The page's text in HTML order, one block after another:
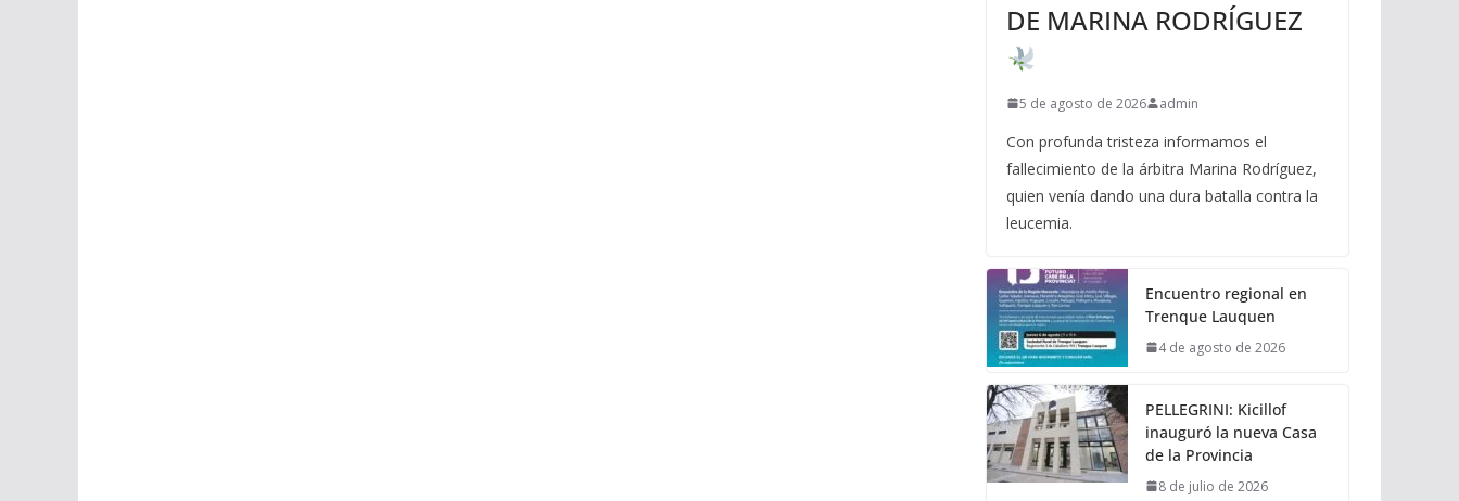
DE MARINA RODRÍGUEZ
5 de agosto de 2026 admin
Con profunda tristeza informamos el
fallecimiento de la árbitra Marina Rodríguez,
quien venía dando una dura batalla contra la
leucemia.
Encuentro regional en
Trenque Lauquen
4 de agosto de 2026
PELLEGRINI: Kicillof
inauguró la nueva Casa
de la Provincia
8 de julio de 2026